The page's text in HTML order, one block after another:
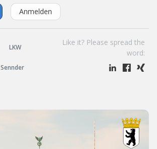
Anmelden
LKW
Sennder
Like it? Please spread the
word: